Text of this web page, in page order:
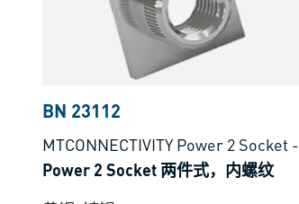
BN 23112
MTCONNECTIVITY Power 2 Socket -
Power 2 Socket 两件式，内螺纹